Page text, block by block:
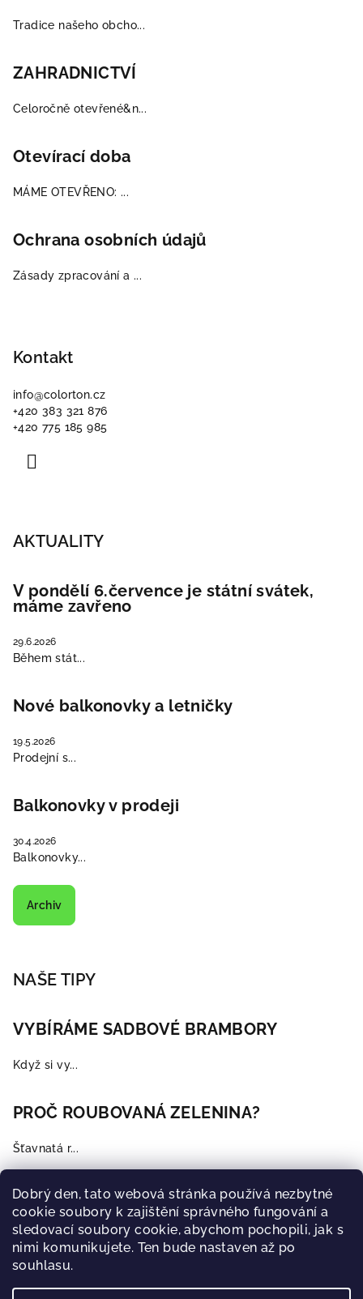
Dobrý den, tato webová stránka používá nezbytné
cookie soubory k zajištění správného fungování a
sledovací soubory cookie, abychom pochopili, jak s
nimi komunikujete. Ten bude nastaven až po
souhlasu.
Tradice našeho obcho...
ZAHRADNICTVÍ
Celoročně otevřené&n...
Otevírací doba
MÁME OTEVŘENO: ...
Ochrana osobních údajů
Zásady zpracování a ...
Kontakt
info@colorton.cz
+420 383 321 876
+420 775 185 985
AKTUALITY
V pondělí 6.července je státní svátek,
máme zavřeno
29.6.2026
Během stát...
Nové balkonovky a letničky
19.5.2026
Prodejní s...
Balkonovky v prodeji
30.4.2026
Balkonovky...
Archiv
NAŠE TIPY
VYBÍRÁME SADBOVÉ BRAMBORY
Když si vy...
PROČ ROUBOVANÁ ZELENINA?
Šťavnatá r...
MUŠKÁT ZONALE
Všichni je...